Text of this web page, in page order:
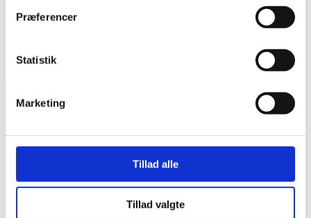
Præferencer
Statistik
Marketing
Tillad alle
Tillad valgte
JYLLINGE
BEREGN PRIS
Næste